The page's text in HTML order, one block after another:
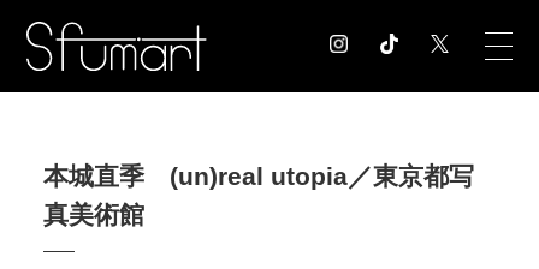
COLUMN コラム記事
EXHIBITION
本城直季 (un)real utopia／東京都写
真美術館